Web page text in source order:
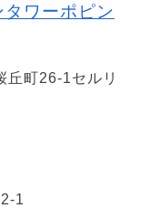
ワーポピン
丘町26-1セルリ
1